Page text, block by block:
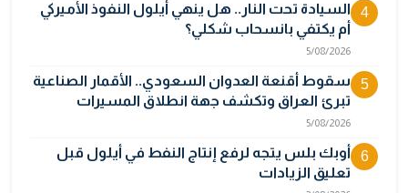
4
السيادة تحت النار.. هل ينهي أيلول النفوذ الأميركي
أم يكتفي بانسحاب شكلي؟
5/08/2026
5
سقوط أقنعة العدوان السعودي.. الأقمار الصناعية
تبرئ العراق وتكشف جهة انطلاق المسيرات
5/08/2026
6
أوبك بلس يتجه لرفع إنتاج النفط في أيلول قبل
تعليق الزيادات